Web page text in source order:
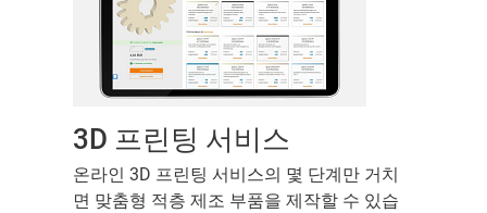
3D 프린팅 서비스
온라인 3D 프린팅 서비스의 몇 단계만 거치
면 맞춤형 적층 제조 부품을 제작할 수 있습